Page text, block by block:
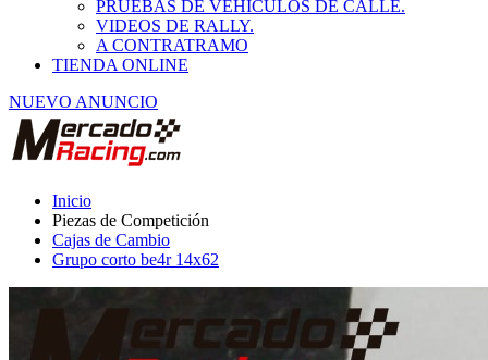
PRUEBAS DE VEHÍCULOS DE CALLE.
VIDEOS DE RALLY.
A CONTRATRAMO
TIENDA ONLINE
NUEVO ANUNCIO
Inicio
Piezas de Competición
Cajas de Cambio
Grupo corto be4r 14x62